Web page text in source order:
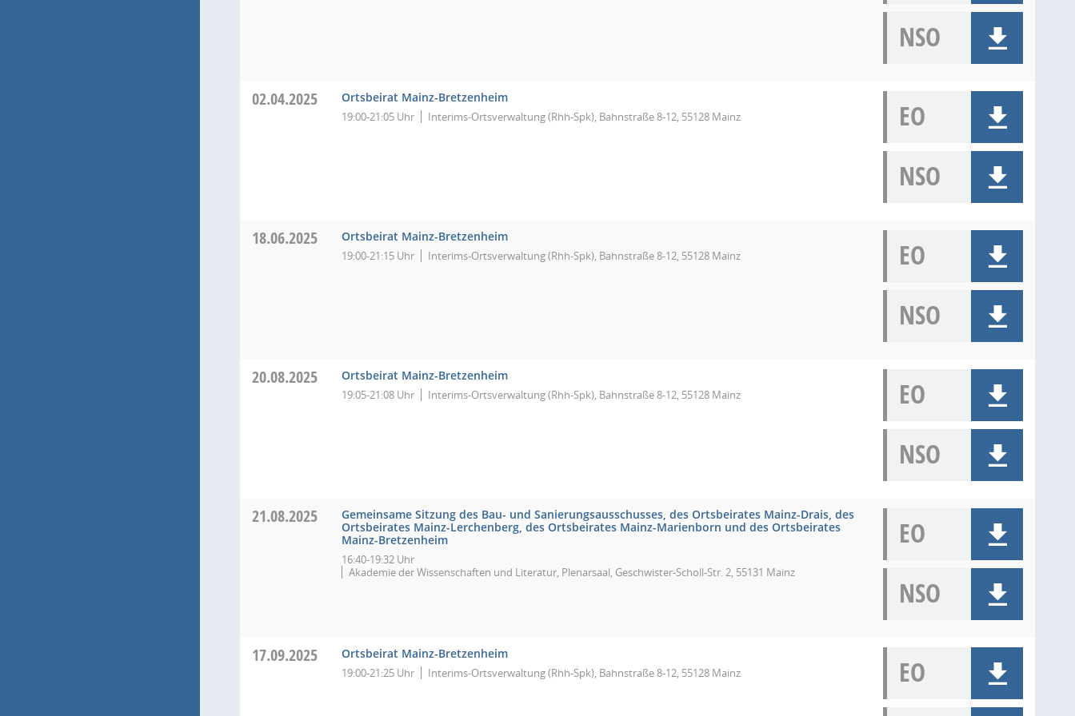
NSO
02.04.2025 Ortsbeirat Mainz-Bretzenheim
19:00-21:05 Uhr Interims-Ortsverwaltung (Rhh-Spk), Bahnstraße 8-12, 55128 Mainz
EO
NSO
18.06.2025 Ortsbeirat Mainz-Bretzenheim
19:00-21:15 Uhr Interims-Ortsverwaltung (Rhh-Spk), Bahnstraße 8-12, 55128 Mainz
EO
NSO
20.08.2025 Ortsbeirat Mainz-Bretzenheim
19:05-21:08 Uhr Interims-Ortsverwaltung (Rhh-Spk), Bahnstraße 8-12, 55128 Mainz
EO
NSO
21.08.2025
Gemeinsame Sitzung des Bau- und Sanierungsausschusses, des Ortsbeirates Mainz-Drais, des
Ortsbeirates Mainz-Lerchenberg, des Ortsbeirates Mainz-Marienborn und des Ortsbeirates
Mainz-Bretzenheim
16:40-19:32 Uhr
Akademie der Wissenschaften und Literatur, Plenarsaal, Geschwister-Scholl-Str. 2, 55131 Mainz
EO
NSO
17.09.2025 Ortsbeirat Mainz-Bretzenheim
19:00-21:25 Uhr Interims-Ortsverwaltung (Rhh-Spk), Bahnstraße 8-12, 55128 Mainz
EO